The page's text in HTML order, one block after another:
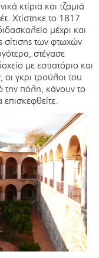
κτίρια και τζαμιά
Χτίστηκε το 1817
μέχρι και
των φτωχών
στέγασε
με εστιατόριο και
γκρι τρούλοι του
την πόλη, κάνουν το